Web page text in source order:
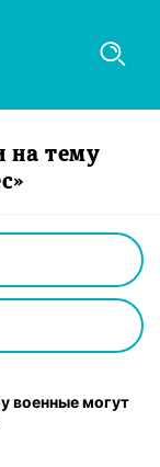
на тему
военные могут